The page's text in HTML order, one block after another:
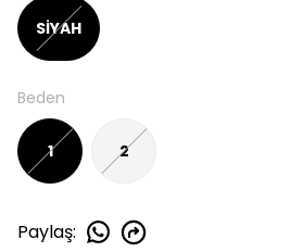
SİYAH
Beden
1 2
Paylaş: